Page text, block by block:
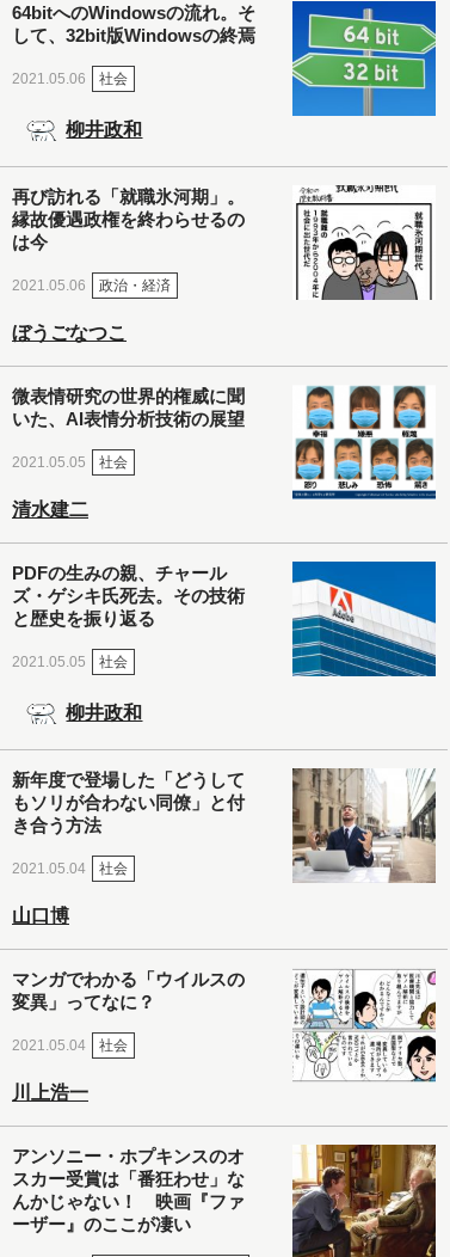
64bitへのWindowsの流れ。そ
して、32bit版Windowsの終焉
2021.05.06 社会
柳井政和
再び訪れる「就職氷河期」。
縁故優遇政権を終わらせるの
は今
2021.05.06 政治・経済
ぼうごなつこ
微表情研究の世界的権威に聞
いた、AI表情分析技術の展望
2021.05.05 社会
清水建二
PDFの生みの親、チャール
ズ・ゲシキ氏死去。その技術
と歴史を振り返る
2021.05.05 社会
柳井政和
新年度で登場した「どうして
もソリが合わない同僚」と付
き合う方法
2021.05.04 社会
山口博
マンガでわかる「ウイルスの
変異」ってなに？
2021.05.04 社会
川上浩一
アンソニー・ホプキンスのオ
スカー受賞は「番狂わせ」な
んかじゃない！ 映画『ファ
ーザー』のここが凄い